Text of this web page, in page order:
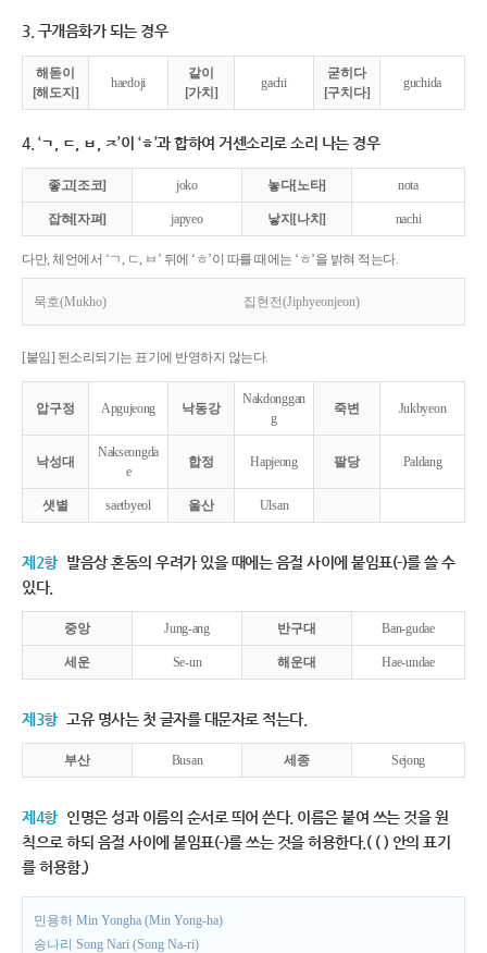
3. 구개음화가 되는 경우
해돋이
[해도지]
haedoji
같이
[가치]
gachi
굳히다
[구치다]
guchida
4. ‘ㄱ, ㄷ, ㅂ, ㅈ’이 ‘ㅎ’과 합하여 거센소리로 소리 나는 경우
좋고[조코] joko 놓다[노타] nota
잡혀[자펴] japyeo 낳지[나치] nachi
다만, 체언에서 ‘ㄱ, ㄷ, ㅂ’ 뒤에 ‘ㅎ’이 따를 때에는 ‘ㅎ’을 밝혀 적는다.
묵호(Mukho) 집현전(Jiphyeonjeon)
[붙임] 된소리되기는 표기에 반영하지 않는다.
압구정 Apgujeong 낙동강
Nakdonggan
g
죽변 Jukbyeon
낙성대
Nakseongda
e
합정 Hapjeong 팔당 Paldang
샛별 saetbyeol 울산 Ulsan
제2항 발음상 혼동의 우려가 있을 때에는 음절 사이에 붙임표(-)를 쓸 수
있다.
중앙 Jung-ang 반구대 Ban-gudae
세운 Se-un 해운대 Hae-undae
제3항 고유 명사는 첫 글자를 대문자로 적는다.
부산 Busan 세종 Sejong
제4항 인명은 성과 이름의 순서로 띄어 쓴다. 이름은 붙여 쓰는 것을 원
칙으로 하되 음절 사이에 붙임표(-)를 쓰는 것을 허용한다.( ( ) 안의 표기
를 허용함.)
민용하 Min Yongha (Min Yong-ha)
송나리 Song Nari (Song Na-ri)